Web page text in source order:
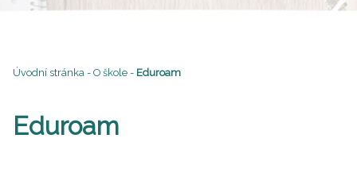
Úvodní stránka - O škole - Eduroam
Eduroam